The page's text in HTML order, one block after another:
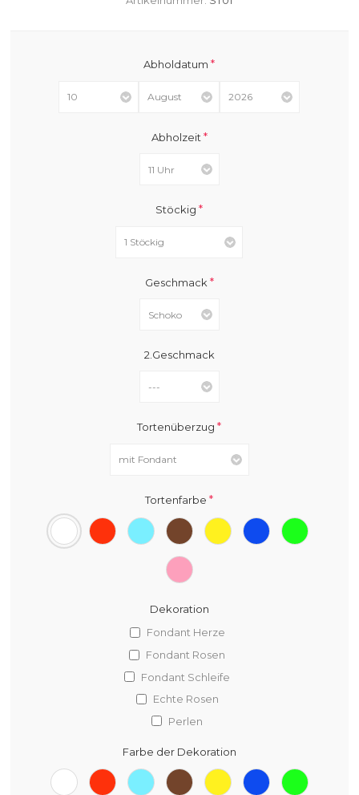
Abholdatum*
Abholzeit *
Stöckig*
Geschmack *
2.Geschmack
Tortenüberzug*
Tortenfarbe*
Dekoration
Fondant Herze
Fondant Rosen
Fondant Schleife
Echte Rosen
Perlen
Farbe der Dekoration